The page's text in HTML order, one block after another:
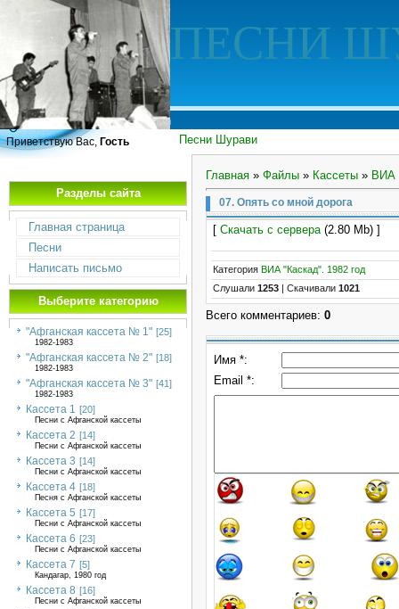
ПЕСНИ
Песни Шурави
Приветствую Вас, Гость
Разделы сайта
Главная страница
Песни
Написать письмо
Выберите категорию
"Афганская кассета № 1" [25]
1982-1983
"Афганская кассета № 2" [18]
1982-1983
"Афганская кассета № 3" [41]
1982-1983
Кассета 1 [20]
Песни с Афганской кассеты
Кассета 2 [14]
Песни с Афганской кассеты
Кассета 3 [14]
Песни с Афганской кассеты
Кассета 4 [18]
Песня с Афганской кассеты
Кассета 5 [17]
Песни с Афганской кассеты
Кассета 6 [23]
Песни с Афганской кассеты
Кассета 7 [5]
Кандагар, 1980 год
Кассета 8 [16]
Песни с Афганской кассеты
Главная » Файлы » Кассеты » ВИА
07. Опять со мной дорога
[ Скачать с сервера(2.80 Mb) ]
Категория ВИА "Каскад". 1982 год
Слушали 1253 Скачивали 1021
Всего комментариев: 0
Имя *:
Email *: